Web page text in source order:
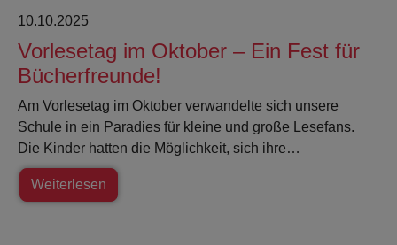
10.10.2025
Vorlesetag im Oktober – Ein Fest für
Bücherfreunde!
Am Vorlesetag im Oktober verwandelte sich unsere
Schule in ein Paradies für kleine und große Lesefans.
Die Kinder hatten die Möglichkeit, sich ihre…
Weiterlesen